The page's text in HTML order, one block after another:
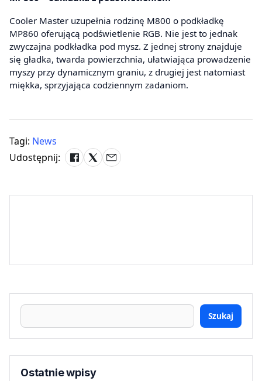
Cooler Master uzupełnia rodzinę M800 o podkładkę
MP860 oferującą podświetlenie RGB. Nie jest to jednak
zwyczajna podkładka pod mysz. Z jednej strony znajduje
się gładka, twarda powierzchnia, ułatwiająca prowadzenie
myszy przy dynamicznym graniu, z drugiej jest natomiast
miękka, sprzyjająca codziennym zadaniom.
Tagi: News
Udostępnij:
Szukaj
Ostatnie wpisy